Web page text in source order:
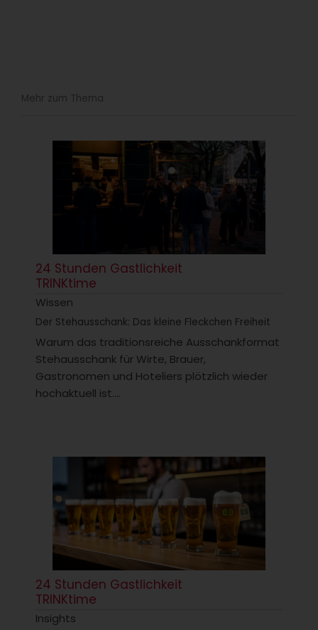
Mehr zum Thema
24 Stunden Gastlichkeit
TRINKtime
Wissen
Der Stehausschank: Das kleine Fleckchen Freiheit
Warum das traditionsreiche Ausschankformat
Stehausschank für Wirte, Brauer,
Gastronomen und Hoteliers plötzlich wieder
hochaktuell ist....
24 Stunden Gastlichkeit
TRINKtime
Insights